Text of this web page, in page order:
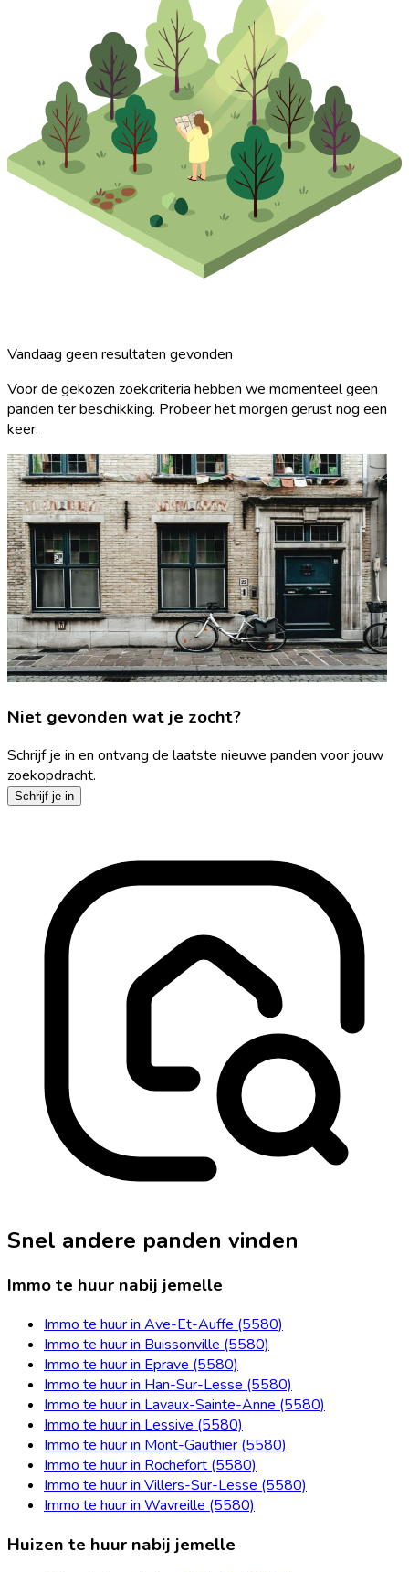
Vandaag geen resultaten gevonden
Voor de gekozen zoekcriteria hebben we momenteel geen
panden ter beschikking. Probeer het morgen gerust nog een
keer.
Niet gevonden wat je zocht?
Schrijf je in en ontvang de laatste nieuwe panden voor jouw
zoekopdracht.
Schrijf je in
Snel andere panden vinden
Immo te huur nabij jemelle
Immo te huur in Ave-Et-Auffe (5580)
Immo te huur in Buissonville (5580)
Immo te huur in Eprave (5580)
Immo te huur in Han-Sur-Lesse (5580)
Immo te huur in Lavaux-Sainte-Anne (5580)
Immo te huur in Lessive (5580)
Immo te huur in Mont-Gauthier (5580)
Immo te huur in Rochefort (5580)
Immo te huur in Villers-Sur-Lesse (5580)
Immo te huur in Wavreille (5580)
Huizen te huur nabij jemelle